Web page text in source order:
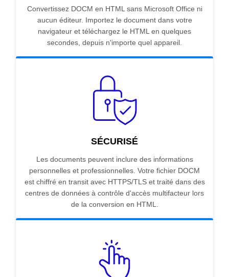
Convertissez DOCM en HTML sans Microsoft Office ni
aucun éditeur. Importez le document dans votre
navigateur et téléchargez le HTML en quelques
secondes, depuis n'importe quel appareil.
SÉCURISÉ
Les documents peuvent inclure des informations
personnelles et professionnelles. Votre fichier DOCM
est chiffré en transit avec HTTPS/TLS et traité dans des
centres de données à contrôle d'accès multifacteur lors
de la conversion en HTML.